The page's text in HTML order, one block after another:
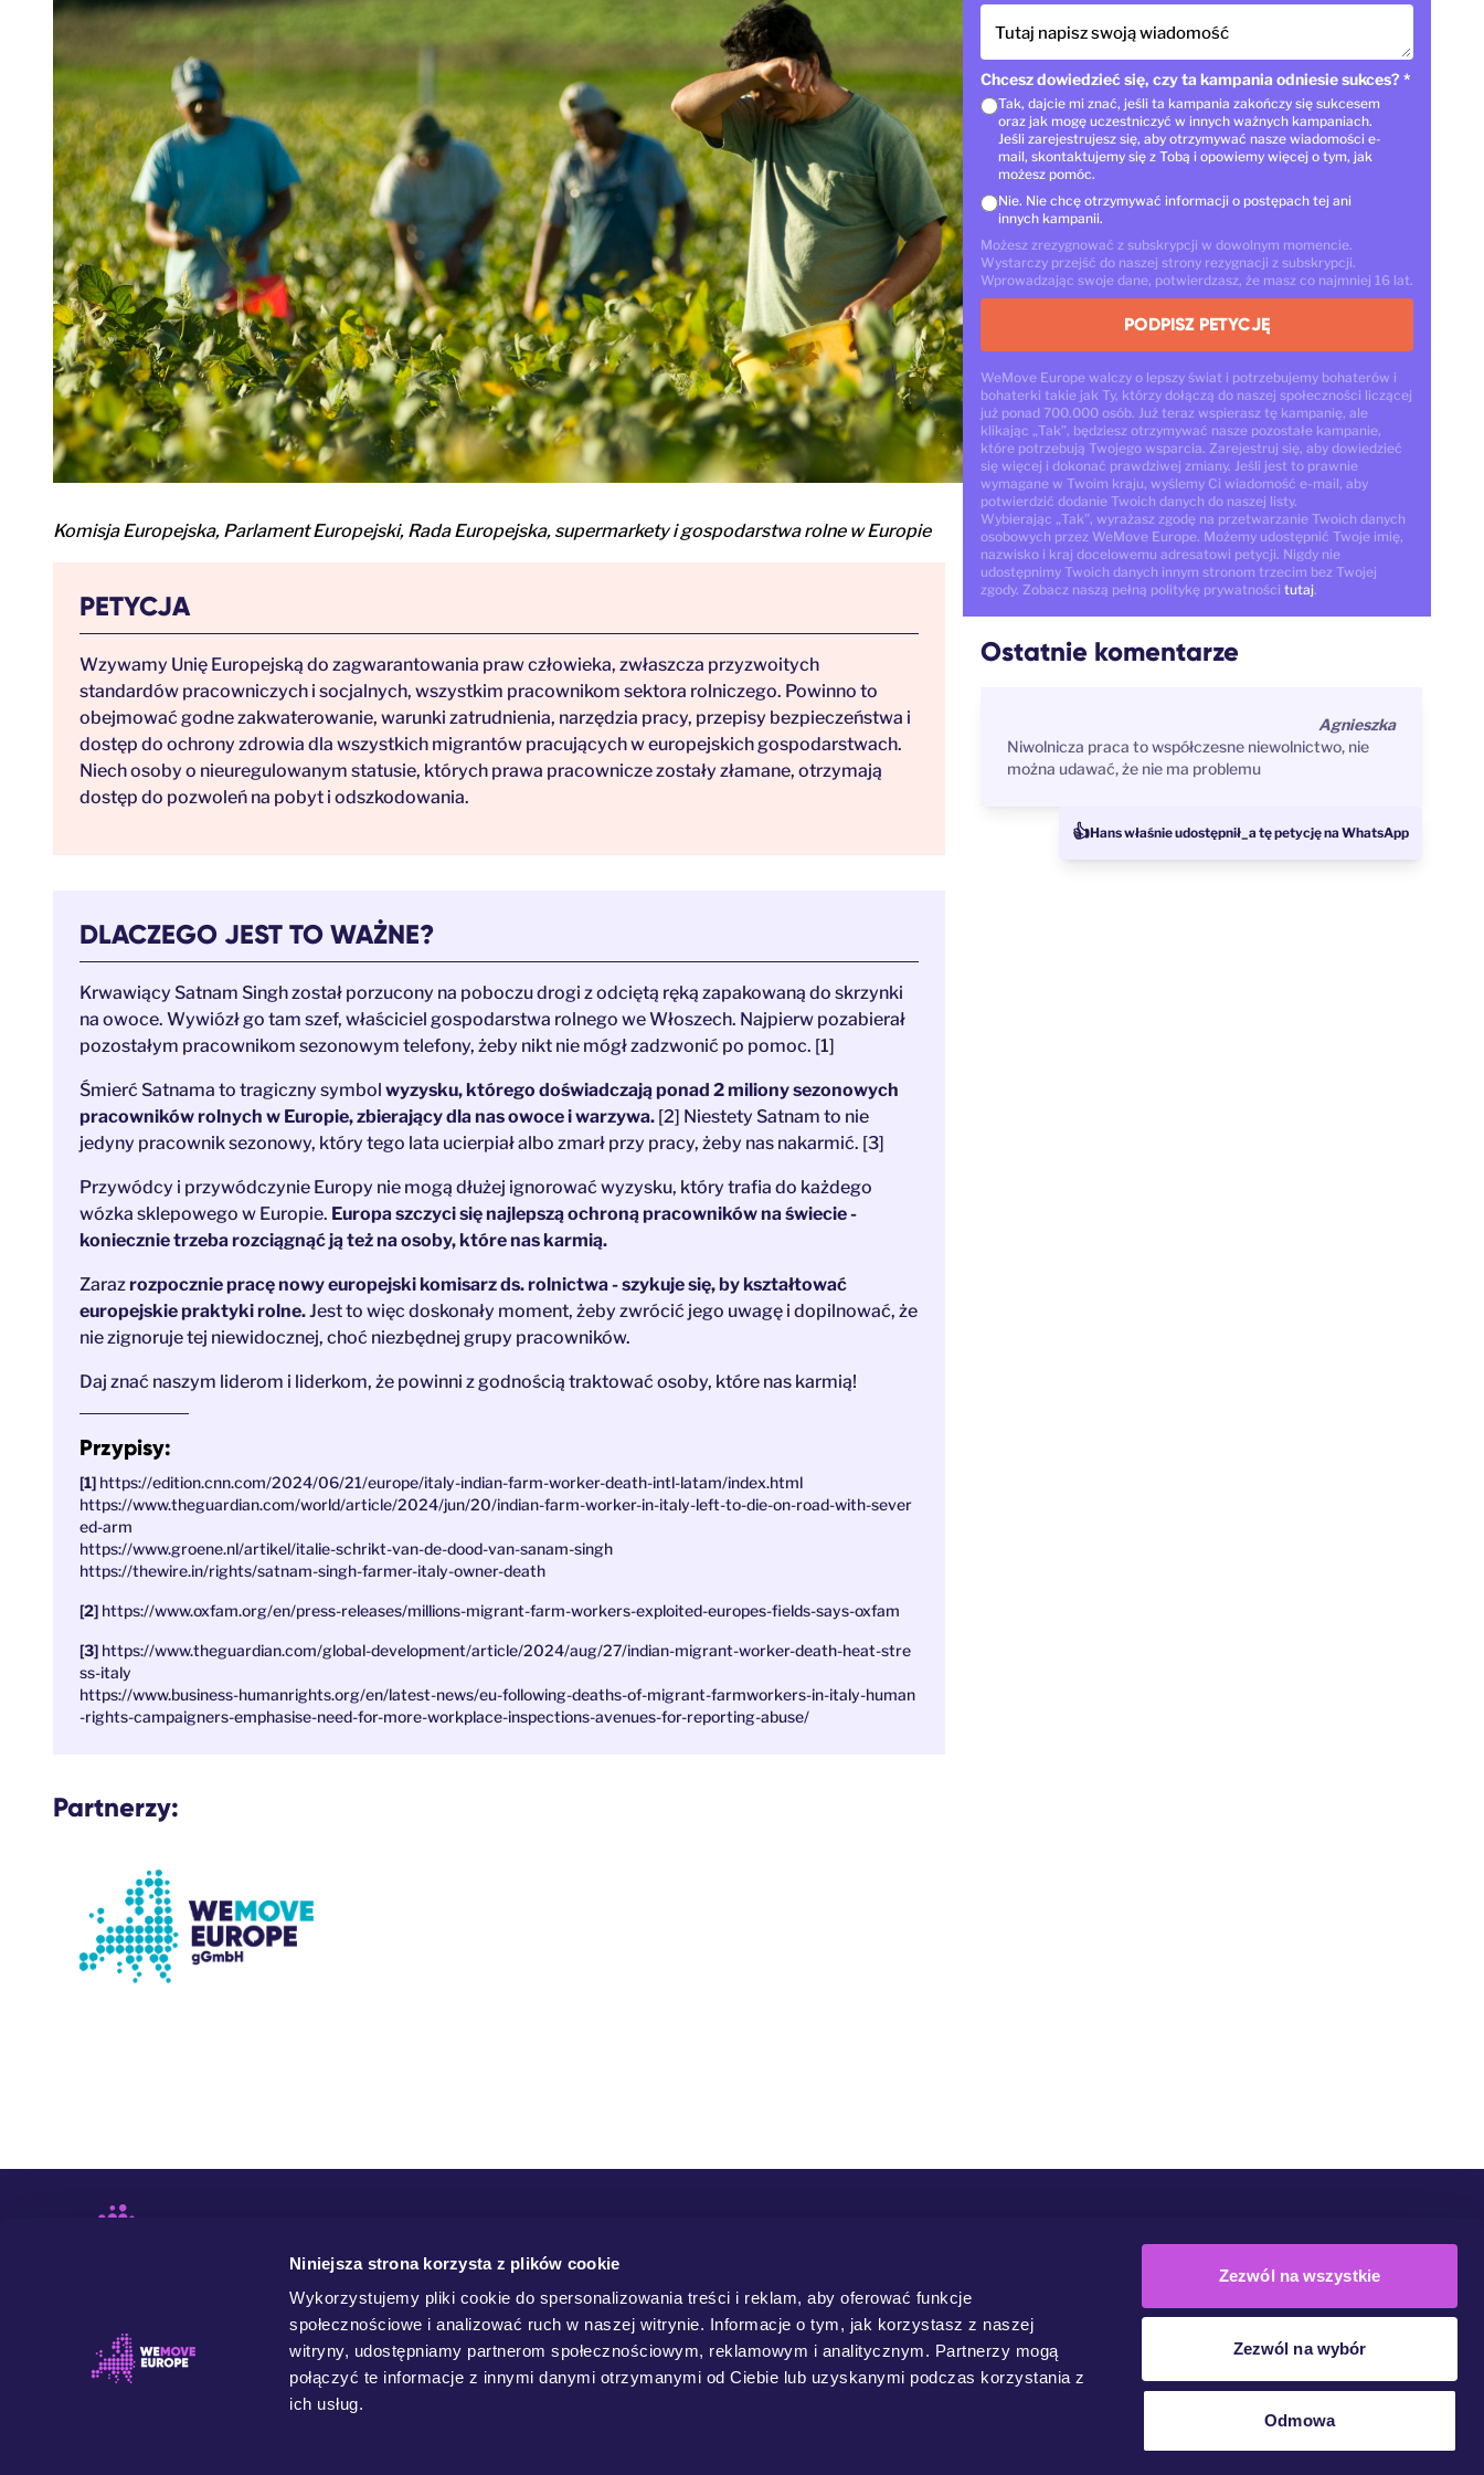
Niniejsza strona korzysta z plików cookie
Wykorzystujemy pliki cookie do spersonalizowania treści i reklam, aby oferować funkcje
społecznościowe i analizować ruch w naszej witrynie. Informacje o tym, jak korzystasz z naszej
witryny, udostępniamy partnerom społecznościowym, reklamowym i analitycznym. Partnerzy mogą
połączyć te informacje z innymi danymi otrzymanymi od Ciebie lub uzyskanymi podczas korzystania z
ich usług.
Zezwól na wszystkie
Zezwól na wybór
Odmowa
Komisja Europejska, Parlament Europejski, Rada Europejska, supermarkety i gospodarstwa rolne w Europie
PETYCJA
Wzywamy Unię Europejską do zagwarantowania praw człowieka, zwłaszcza przyzwoitych
standardów pracowniczych i socjalnych, wszystkim pracownikom sektora rolniczego. Powinno to
obejmować godne zakwaterowanie, warunki zatrudnienia, narzędzia pracy, przepisy bezpieczeństwa i
dostęp do ochrony zdrowia dla wszystkich migrantów pracujących w europejskich gospodarstwach.
Niech osoby o nieuregulowanym statusie, których prawa pracownicze zostały złamane, otrzymają
dostęp do pozwoleń na pobyt i odszkodowania.
DLACZEGO JEST TO WAŻNE?
Krwawiący Satnam Singh został porzucony na poboczu drogi z odciętą ręką zapakowaną do skrzynki
na owoce. Wywiózł go tam szef, właściciel gospodarstwa rolnego we Włoszech. Najpierw pozabierał
pozostałym pracownikom sezonowym telefony, żeby nikt nie mógł zadzwonić po pomoc. [1]
Śmierć Satnama to tragiczny symbol wyzysku, którego doświadczają ponad 2 miliony sezonowych
pracowników rolnych w Europie, zbierający dla nas owoce i warzywa. [2] Niestety Satnam to nie
jedyny pracownik sezonowy, który tego lata ucierpiał albo zmarł przy pracy, żeby nas nakarmić. [3]
Przywódcy i przywódczynie Europy nie mogą dłużej ignorować wyzysku, który trafia do każdego
wózka sklepowego w Europie. Europa szczyci się najlepszą ochroną pracowników na świecie -
koniecznie trzeba rozciągnąć ją też na osoby, które nas karmią.
Zarazrozpocznie pracę nowy europejski komisarz ds. rolnictwa - szykuje się, by kształtować
europejskie praktyki rolne.Jest to więc doskonały moment, żeby zwrócić jego uwagę i dopilnować, że
nie zignoruje tej niewidocznej, choć niezbędnej grupy pracowników.
Daj znać naszym liderom i liderkom, że powinni z godnością traktować osoby, które nas karmią!
Przypisy:
https://edition.cnn.com/2024/06/21/europe/italy-indian-farm-worker-death-intl-latam/index.html
https://www.theguardian.com/world/article/2024/jun/20/indian-farm-worker-in-italy-left-to-die-on-road-with-sever
ed-arm
https://www.groene.nl/artikel/italie-schrikt-van-de-dood-van-sanam-singh
https://thewire.in/rights/satnam-singh-farmer-italy-owner-death
https://www.oxfam.org/en/press-releases/millions-migrant-farm-workers-exploited-europes-fields-says-oxfam
https://www.theguardian.com/global-development/article/2024/aug/27/indian-migrant-worker-death-heat-stre
ss-italy
https://www.business-humanrights.org/en/latest-news/eu-following-deaths-of-migrant-farmworkers-in-italy-human
-rights-campaigners-emphasise-need-for-more-workplace-inspections-avenues-for-reporting-abuse/
Partnerzy:
Tutaj napisz swoją wiadomość
Chcesz dowiedzieć się, czy ta kampania odniesie sukces? *
Tak, dajcie mi znać, jeśli ta kampania zakończy się sukcesem
oraz jak mogę uczestniczyć w innych ważnych kampaniach.
Jeśli zarejestrujesz się, aby otrzymywać nasze wiadomości e-
mail, skontaktujemy się z Tobą i opowiemy więcej o tym, jak
możesz pomóc.
Nie. Nie chcę otrzymywać informacji o postępach tej ani
innych kampanii.
Możesz zrezygnować z subskrypcji w dowolnym momencie.
Wystarczy przejść do naszej strony rezygnacji z subskrypcji.
Wprowadzając swoje dane, potwierdzasz, że masz co najmniej 16 lat.
PODPISZ PETYCJĘ
WeMove Europe walczy o lepszy świat i potrzebujemy bohaterów i
bohaterki takie jak Ty, którzy dołączą do naszej społeczności liczącej
już ponad 700.000 osób. Już teraz wspierasz tę kampanię, ale
klikając „Tak”, będziesz otrzymywać nasze pozostałe kampanie,
które potrzebują Twojego wsparcia. Zarejestruj się, aby dowiedzieć
się więcej i dokonać prawdziwej zmiany. Jeśli jest to prawnie
wymagane w Twoim kraju, wyślemy Ci wiadomość e-mail, aby
potwierdzić dodanie Twoich danych do naszej listy.
Wybierając „Tak”, wyrażasz zgodę na przetwarzanie Twoich danych
osobowych przez WeMove Europe. Możemy udostępnić Twoje imię,
nazwisko i kraj docelowemu adresatowi petycji. Nigdy nie
udostępnimy Twoich danych innym stronom trzecim bez Twojej
zgody. Zobacz naszą pełną politykę prywatności tutaj.
Ostatnie komentarze
Agnieszka
Niwolnicza praca to współczesne niewolnictwo, nie
można udawać, że nie ma problemu
👍Hans właśnie udostępnił_a tę petycję na WhatsApp
WeMove Europe to ruch społeczny łączący ludzi z